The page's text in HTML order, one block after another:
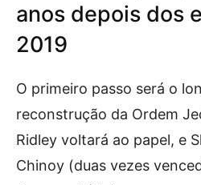
anos depois dos
2019
O primeiro passo será o
reconstrução da Ordem
Ridley voltará ao papel, e
Chinoy (duas vezes